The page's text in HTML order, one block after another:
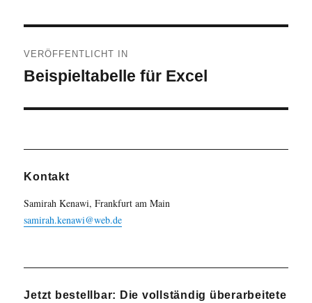
VERÖFFENTLICHT IN
Beispieltabelle für Excel
Kontakt
Samirah Kenawi, Frankfurt am Main
samirah.kenawi@web.de
Jetzt bestellbar: Die vollständig überarbeitete